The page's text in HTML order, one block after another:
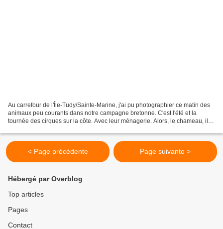
Au carrefour de l'Île-Tudy/Sainte-Marine, j'ai pu photographier ce matin des
animaux peu courants dans notre campagne bretonne. C'est l'été et la
tournée des cirques sur la côte. Avec leur ménagerie. Alors, le chameau, il a
< Page précédente Page suivante >
Hébergé par Overblog
Top articles
Pages
Contact